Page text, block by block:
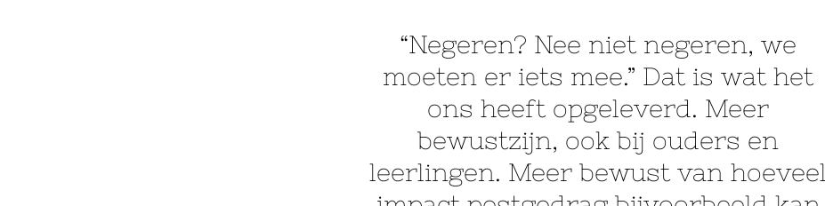
“Negeren? Nee niet negeren, we
moeten er iets mee.” Dat is wat het
ons heeft opgeleverd. Meer
bewustzijn, ook bij ouders en
leerlingen. Meer bewust van hoeveel